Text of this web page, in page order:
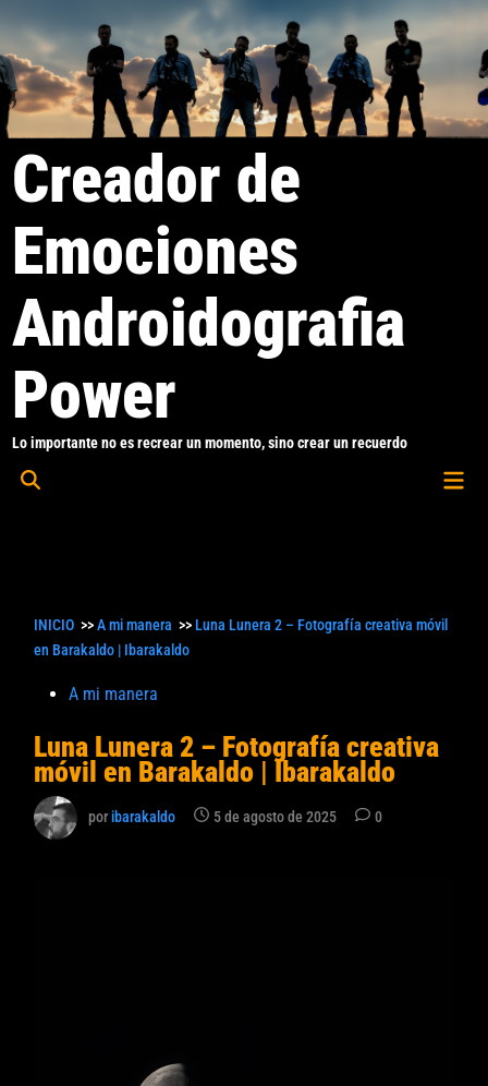
al
contenido
Creador de
Emociones
Androidografia
Power
Lo importante no es recrear un momento, sino crear un recuerdo
Abrir
INICIO >>A mi manera >> Luna Lunera 2 – Fotografía creativa móvil
en Barakaldo | Ibarakaldo
Publicado
A mi manera
Luna Lunera 2 – Fotografía creativa
móvil en Barakaldo | Ibarakaldo
poribarakaldo 5 de agosto de 2025 0